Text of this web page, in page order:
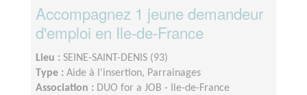
Accompagnez 1 jeune demandeur
d'emploi en Ile-de-France
Lieu : SEINE-SAINT-DENIS (93)
Type : Aide à l'insertion, Parrainages
Association : DUO for a JOB - Ile-de-France